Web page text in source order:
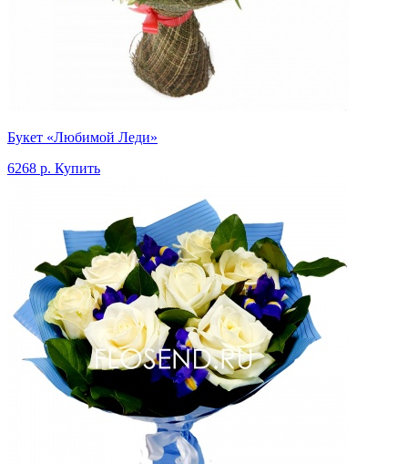
Букет «Любимой Леди»
6268 р. Купить